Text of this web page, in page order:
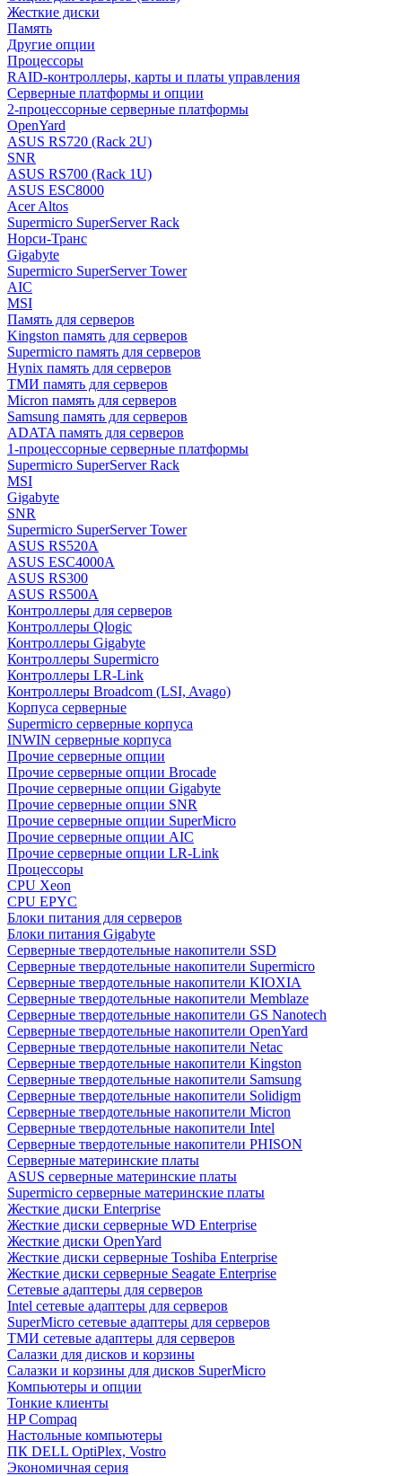
Жесткие диски
Память
Другие опции
Процессоры
RAID-контроллеры, карты и платы управления
Серверные платформы и опции
2-процессорные серверные платформы
OpenYard
ASUS RS720 (Rack 2U)
SNR
ASUS RS700 (Rack 1U)
ASUS ESC8000
Acer Altos
Supermicro SuperServer Rack
Норси-Транс
Gigabyte
Supermicro SuperServer Tower
AIC
MSI
Память для серверов
Kingston память для серверов
Supermicro память для серверов
Hynix память для серверов
ТМИ память для серверов
Micron память для серверов
Samsung память для серверов
ADATA память для серверов
1-процессорные серверные платформы
Supermicro SuperServer Rack
MSI
Gigabyte
SNR
Supermicro SuperServer Tower
ASUS RS520A
ASUS ESC4000A
ASUS RS300
ASUS RS500A
Контроллеры для серверов
Контроллеры Qlogic
Контроллеры Gigabyte
Контроллеры Supermicro
Контроллеры LR-Link
Контроллеры Broadcom (LSI, Avago)
Корпуса серверные
Supermicro серверные корпуса
INWIN серверные корпуса
Прочие серверные опции
Прочие серверные опции Brocade
Прочие серверные опции Gigabyte
Прочие серверные опции SNR
Прочие серверные опции SuperMicro
Прочие серверные опции AIC
Прочие серверные опции LR-Link
Процессоры
CPU Xeon
CPU EPYC
Блоки питания для серверов
Блоки питания Gigabyte
Серверные твердотельные накопители SSD
Cерверные твердотельные накопители Supermicro
Cерверные твердотельные накопители KIOXIA
Cерверные твердотельные накопители Memblaze
Cерверные твердотельные накопители GS Nanotech
Серверные твердотельные накопители OpenYard
Серверные твердотельные накопители Netac
Cерверные твердотельные накопители Kingston
Cерверные твердотельные накопители Samsung
Cерверные твердотельные накопители Solidigm
Cерверные твердотельные накопители Micron
Cерверные твердотельные накопители Intel
Cерверные твердотельные накопители PHISON
Серверные материнские платы
ASUS серверные материнские платы
Supermicro серверные материнские платы
Жесткие диски Enterprise
Жесткие диски серверные WD Enterprise
Жесткие диски OpenYard
Жесткие диски серверные Toshiba Enterprise
Жесткие диски серверные Seagate Enterprise
Сетевые адаптеры для серверов
Intel сетевые адаптеры для серверов
SuperMicro сетевые адаптеры для серверов
ТМИ сетевые адаптеры для серверов
Салазки для дисков и корзины
Салазки и корзины для дисков SuperMicro
Компьютеры и опции
Тонкие клиенты
HP Compaq
Настольные компьютеры
ПК DELL OptiPlex, Vostro
Экономичная серия